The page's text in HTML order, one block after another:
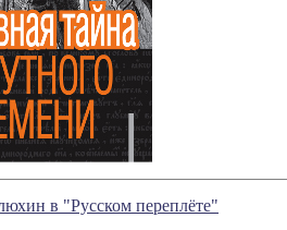
в "Русском переплёте"